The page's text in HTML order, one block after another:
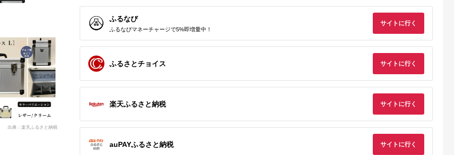
出典：楽天ふるさと納税
ふるなび
ふるなびマネーチャージで5%即増量中！
サイトに行く
ふるさとチョイス サイトに行く
楽天ふるさと納税 サイトに行く
auPAYふるさと納税 サイトに行く